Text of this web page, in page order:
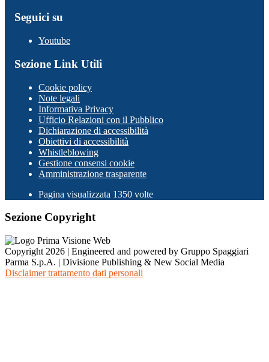
Seguici su
Youtube
Sezione Link Utili
Cookie policy
Note legali
Informativa Privacy
Ufficio Relazioni con il Pubblico
Dichiarazione di accessibilità
Obiettivi di accessibilità
Whistleblowing
Gestione consensi cookie
Amministrazione trasparente
Pagina visualizzata 1350 volte
Sezione Copyright
Copyright 2026 | Engineered and powered by Gruppo Spaggiari
Parma S.p.A. | Divisione Publishing & New Social Media
Disclaimer trattamento dati personali